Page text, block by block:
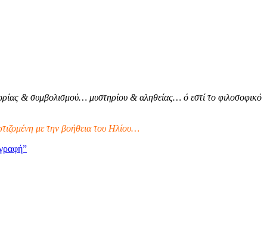
& συμβολισμού… μυστηρίου & αληθείας… ό εστί το φιλοσοφικό
με την βοήθεια του Ηλίου…